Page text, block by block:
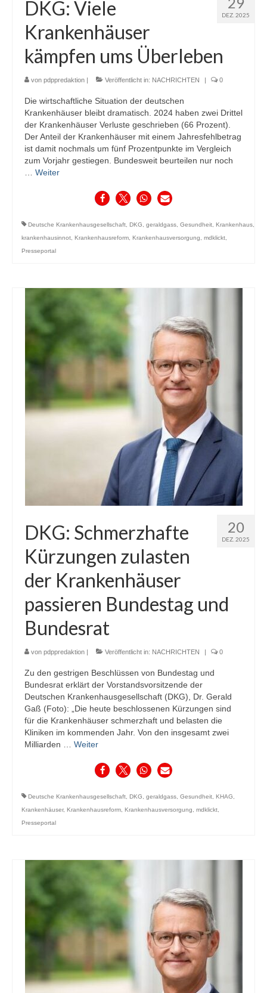
DEZ. 2025
DKG: Viele
Krankenhäuser
kämpfen ums Überleben
von pdppredaktion Veröffentlicht in: NACHRICHTEN 0
Die wirtschaftliche Situation der deutschen
Krankenhäuser bleibt dramatisch. 2024 haben zwei Drittel
der Krankenhäuser Verluste geschrieben (66 Prozent).
Der Anteil der Krankenhäuser mit einem Jahresfehlbetrag
ist damit nochmals um fünf Prozentpunkte im Vergleich
zum Vorjahr gestiegen. Bundesweit beurteilen nur noch
… Weiter
Deutsche Krankenhausgesellschaft, DKG, geraldgass, Gesundheit, Krankenhaus,
krankenhausinnot, Krankenhausreform, Krankenhausversorgung, mdklickt,
Presseportal
20
DEZ. 2025
DKG: Schmerzhafte
Kürzungen zulasten
der Krankenhäuser
passieren Bundestag und
Bundesrat
von pdppredaktion Veröffentlicht in: NACHRICHTEN 0
Zu den gestrigen Beschlüssen von Bundestag und
Bundesrat erklärt der Vorstandsvorsitzende der
Deutschen Krankenhausgesellschaft (DKG), Dr. Gerald
Gaß (Foto): „Die heute beschlossenen Kürzungen sind
für die Krankenhäuser schmerzhaft und belasten die
Kliniken im kommenden Jahr. Von den insgesamt zwei
Milliarden … Weiter
Deutsche Krankenhausgesellschaft, DKG, geraldgass, Gesundheit, KHAG,
Krankenhäuser, Krankenhausreform, Krankenhausversorgung, mdklickt,
Presseportal